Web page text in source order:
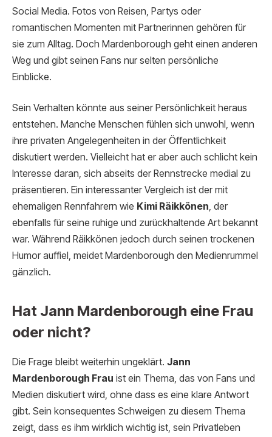
Social Media. Fotos von Reisen, Partys oder
romantischen Momenten mit Partnerinnen gehören für
sie zum Alltag. Doch Mardenborough geht einen anderen
Weg und gibt seinen Fans nur selten persönliche
Einblicke.
Sein Verhalten könnte aus seiner Persönlichkeit heraus
entstehen. Manche Menschen fühlen sich unwohl, wenn
ihre privaten Angelegenheiten in der Öffentlichkeit
diskutiert werden. Vielleicht hat er aber auch schlicht kein
Interesse daran, sich abseits der Rennstrecke medial zu
präsentieren. Ein interessanter Vergleich ist der mit
ehemaligen Rennfahrern wie Kimi Räikkönen, der
ebenfalls für seine ruhige und zurückhaltende Art bekannt
war. Während Räikkönen jedoch durch seinen trockenen
Humor auffiel, meidet Mardenborough den Medienrummel
gänzlich.
Hat Jann Mardenborough eine Frau
oder nicht?
Die Frage bleibt weiterhin ungeklärt. Jann
Mardenborough Frau ist ein Thema, das von Fans und
Medien diskutiert wird, ohne dass es eine klare Antwort
gibt. Sein konsequentes Schweigen zu diesem Thema
zeigt, dass es ihm wirklich wichtig ist, sein Privatleben